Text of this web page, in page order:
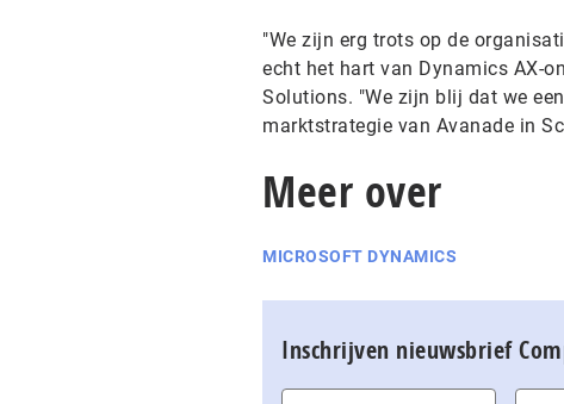
"We zijn erg trots op de
echt het hart van Dynamics AX-
Solutions. "We zijn blij dat we
marktstrategie van Avanade in
Meer over
MICROSOFT DYNAMICS
Inschrijven nieuwsbrief